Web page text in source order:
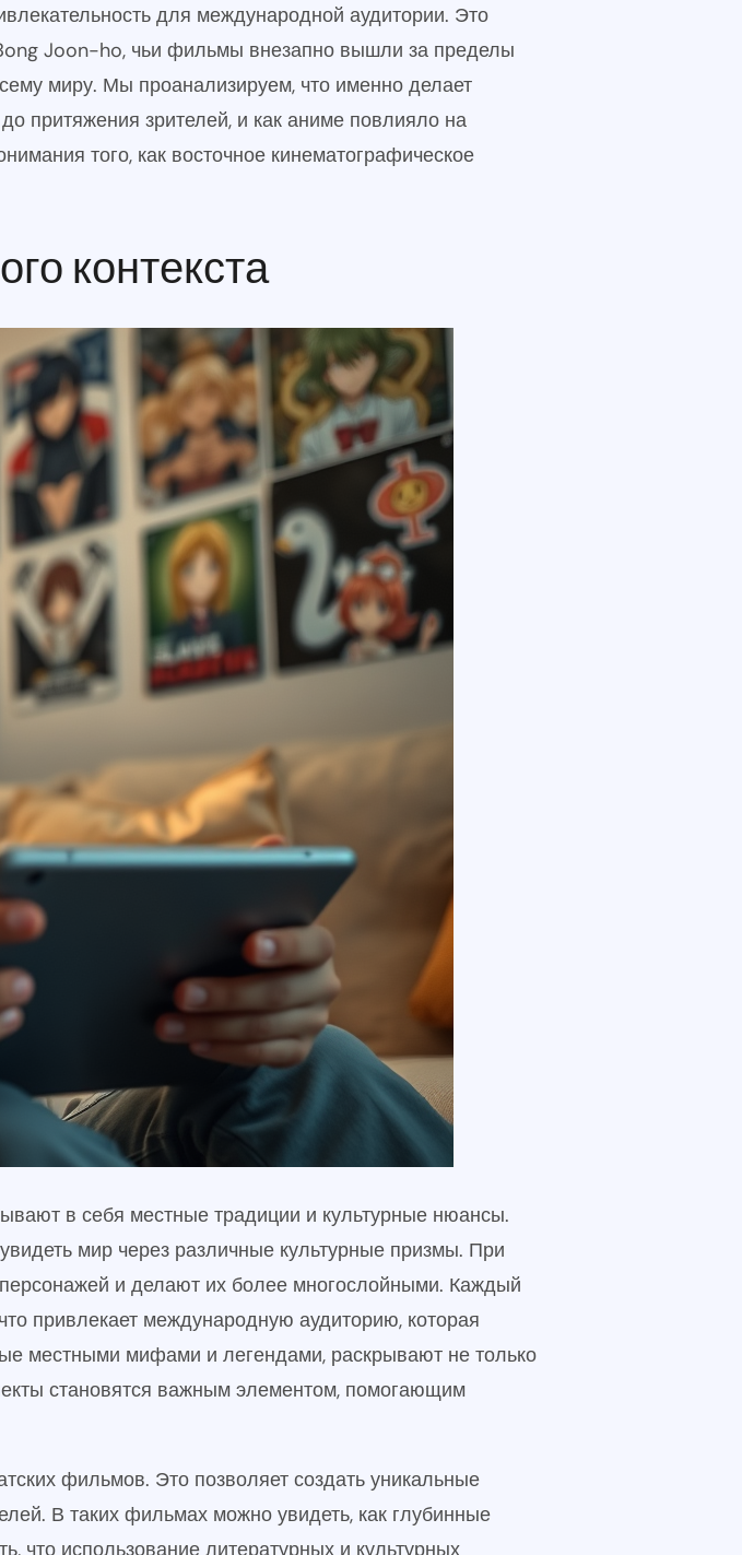
для международной аудитории. Это
Joon-ho, чьи фильмы внезапно вышли за пределы
миру. Мы проанализируем, что именно делает
притяжения зрителей, и как аниме повлияло на
того, как восточное кинематографическое
контекста
в себя местные традиции и культурные нюансы.
мир через различные культурные призмы. При
и делают их более многослойными. Каждый
привлекает международную аудиторию, которая
местными мифами и легендами, раскрывают не только
становятся важным элементом, помогающим
фильмов. Это позволяет создать уникальные
В таких фильмах можно увидеть, как глубинные
что использование литературных и культурных